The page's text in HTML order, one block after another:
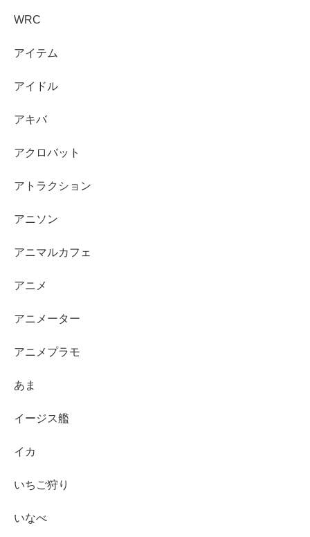
WRC
アイテム
アイドル
アキバ
アクロバット
アトラクション
アニソン
アニマルカフェ
アニメ
アニメーター
アニメプラモ
あま
イージス艦
イカ
いちご狩り
いなべ